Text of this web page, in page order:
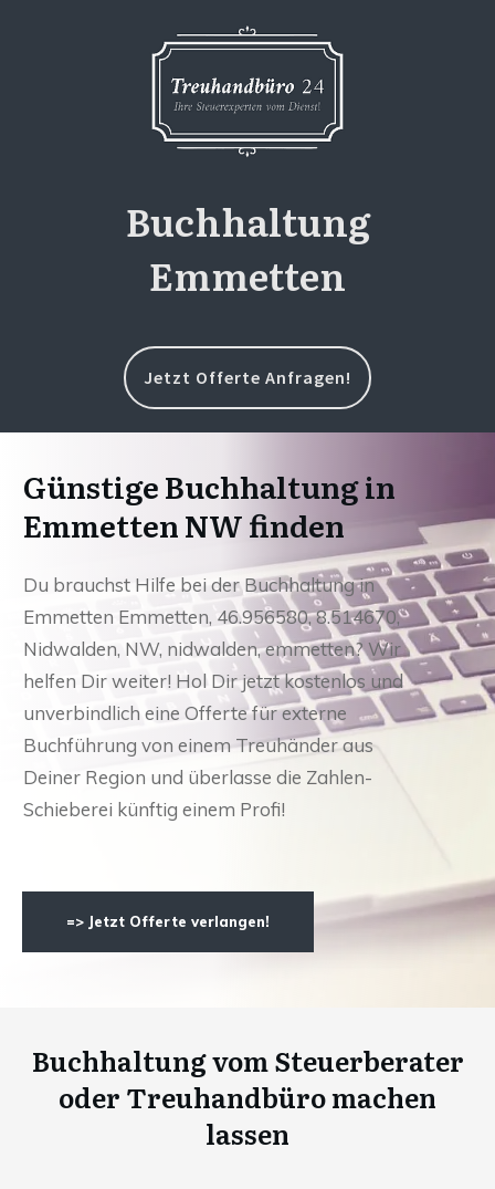
Buchhaltung
Emmetten
Jetzt Offerte Anfragen!
Günstige Buchhaltung in
Emmetten NW finden
Du brauchst Hilfe bei der Buchhaltung in
Emmetten Emmetten, 46.956580, 8.514670,
Nidwalden, NW, nidwalden, emmetten? Wir
helfen Dir weiter! Hol Dir jetzt kostenlos und
unverbindlich eine Offerte für externe
Buchführung von einem Treuhänder aus
Deiner Region und überlasse die Zahlen-
Schieberei künftig einem Profi!
=> Jetzt Offerte verlangen!
Buchhaltung vom Steuerberater
oder Treuhandbüro machen
lassen